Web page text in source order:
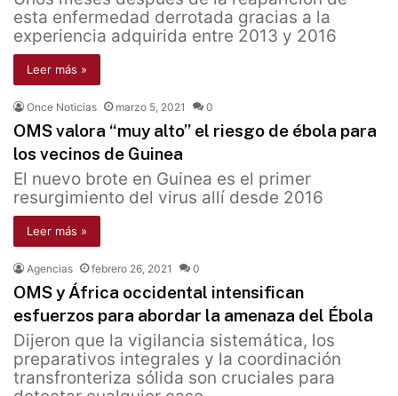
esta enfermedad derrotada gracias a la
experiencia adquirida entre 2013 y 2016
Leer más »
Once Noticias marzo 5, 2021 0
OMS valora “muy alto” el riesgo de ébola para
los vecinos de Guinea
El nuevo brote en Guinea es el primer
resurgimiento del virus allí desde 2016
Leer más »
Agencias febrero 26, 2021 0
OMS y África occidental intensifican
esfuerzos para abordar la amenaza del Ébola
Dijeron que la vigilancia sistemática, los
preparativos integrales y la coordinación
transfronteriza sólida son cruciales para